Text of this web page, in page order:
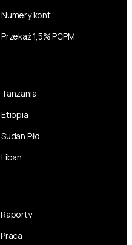
Numery kont
Przekaż 1,5% PCPM
Tanzania
Etiopia
Sudan Płd.
Liban
Raporty
Praca